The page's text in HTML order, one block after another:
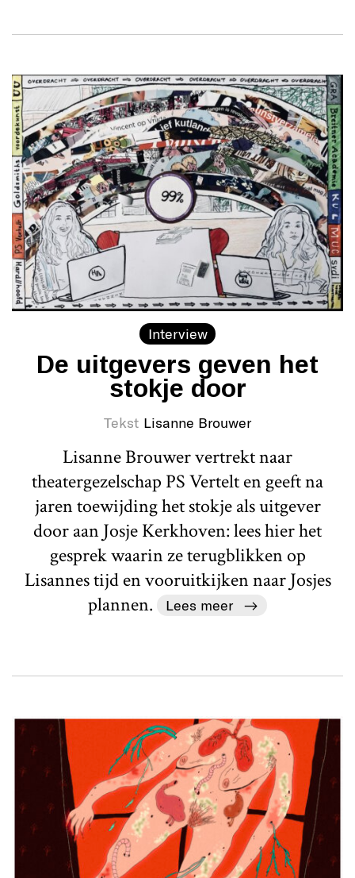
Interview
De uitgevers geven het
stokje door
Tekst Lisanne Brouwer
Lisanne Brouwer vertrekt naar
theatergezelschap PS Vertelt en geeft na
jaren toewijding het stokje als uitgever
door aan Josje Kerkhoven: lees hier het
gesprek waarin ze terugblikken op
Lisannes tijd en vooruitkijken naar Josjes
plannen.
Lees meer